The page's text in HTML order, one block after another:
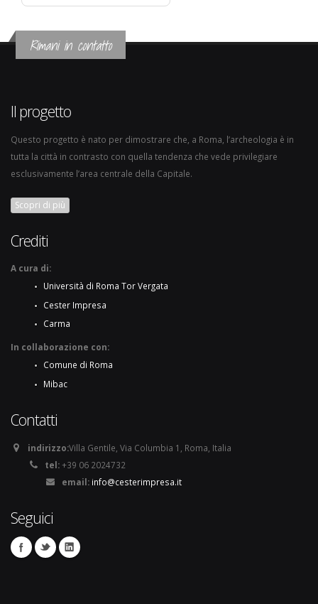
Rimani in contatto
Il progetto
Questo progetto è nato per dimostrare che, a Roma, l’archeologia è in
tutta la città in contrasto con quella tendenza che vede privilegiare
esclusivamente l’area centrale della Capitale.
Scopri di più
Crediti
A cura di:
Università di Roma Tor Vergata
Cester Impresa
Carma
In collaborazione con:
Comune di Roma
Mibac
Contatti
indirizzo:Villa Gentile, Via Columbia 1, Roma, Italia
tel:+39 06 2024732
email: info@cesterimpresa.it
Seguici